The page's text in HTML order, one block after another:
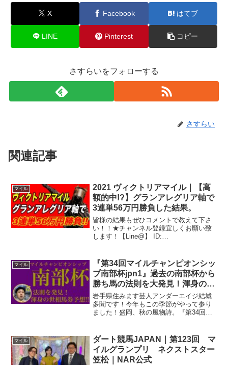
X Facebook はてブ
LINE Pinterest コピー
さすらいをフォローする
さすらい
関連記事
マイル
2021 ヴィクトリアマイル｜【高
額的中!?】グランアレグリア軸で
3連単56万円勝負した結果。
皆様の結果もぜひコメントで教えて下さ
い！！★チャンネル登録宜しくお願い致
します！【Line@】 ID:
仕事の依頼はこちら↓777network...
マイル
『第34回マイルチャンピオンシッ
プ南部杯jpn1』過去の南部杯から
勝ち馬の法則を大発見！渾身の世
相馬券！
岩手県住みます芸人アンダーエイジ結城
多聞です！今年もこの季節がやって参り
ました！盛岡、秋の風物詩。『第34回マ
ス！そして、わたくし、南部杯の法則を
大発見！渾身の世相馬...
マイル
ダート競馬JAPAN｜第123回 マ
イルグランプリ ネクストスター
笠松｜NAR公式